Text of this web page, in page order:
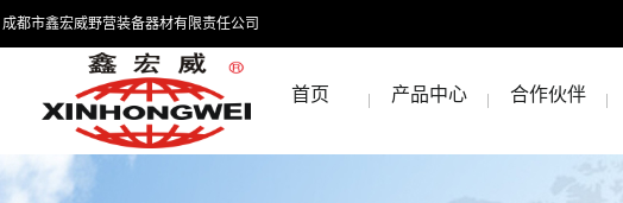
成都市鑫宏威野营装备器材有限责任公司
首页 产品中心 合作伙伴